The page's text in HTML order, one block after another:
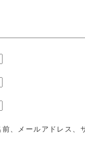
、メールアドレス、